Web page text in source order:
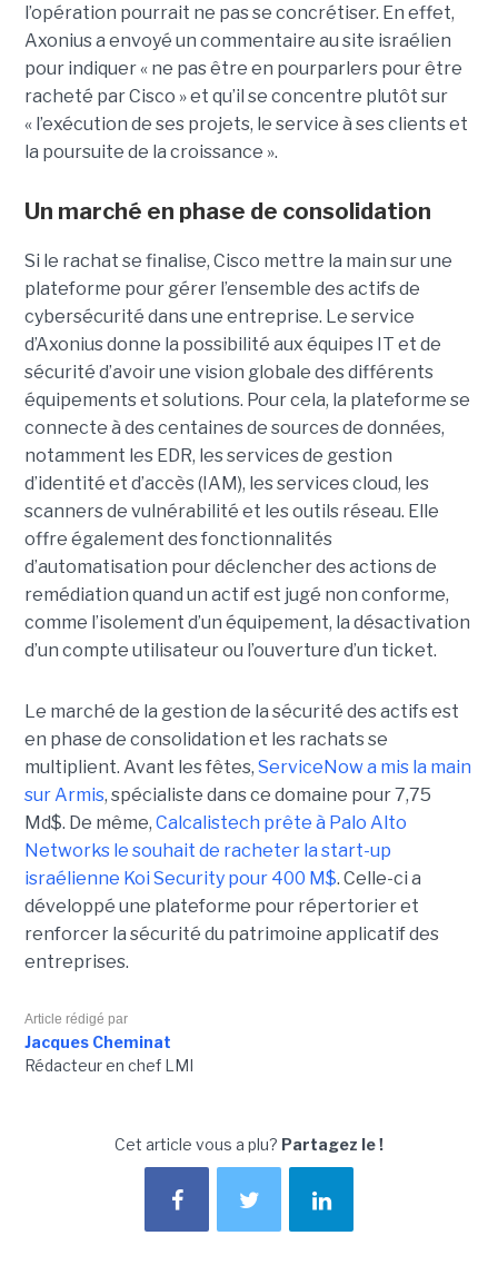
l’opération pourrait ne pas se concrétiser. En effet,
Axonius a envoyé un commentaire au site israélien
pour indiquer « ne pas être en pourparlers pour être
racheté par Cisco » et qu’il se concentre plutôt sur
« l’exécution de ses projets, le service à ses clients et
la poursuite de la croissance ».
Un marché en phase de consolidation
Si le rachat se finalise, Cisco mettre la main sur une
plateforme pour gérer l’ensemble des actifs de
cybersécurité dans une entreprise. Le service
d’Axonius donne la possibilité aux équipes IT et de
sécurité d’avoir une vision globale des différents
équipements et solutions. Pour cela, la plateforme se
connecte à des centaines de sources de données,
notamment les EDR, les services de gestion
d’identité et d’accès (IAM), les services cloud, les
scanners de vulnérabilité et les outils réseau. Elle
offre également des fonctionnalités
d’automatisation pour déclencher des actions de
remédiation quand un actif est jugé non conforme,
comme l’isolement d’un équipement, la désactivation
d’un compte utilisateur ou l’ouverture d’un ticket.
Le marché de la gestion de la sécurité des actifs est
en phase de consolidation et les rachats se
multiplient. Avant les fêtes, ServiceNow a mis la main
sur Armis, spécialiste dans ce domaine pour 7,75
Md$. De même, Calcalistech prête à Palo Alto
Networks le souhait de racheter la start-up
israélienne Koi Security pour 400 M$. Celle-ci a
développé une plateforme pour répertorier et
renforcer la sécurité du patrimoine applicatif des
entreprises.
Article rédigé par
Jacques Cheminat
Rédacteur en chef LMI
Cet article vous a plu? Partagez le !